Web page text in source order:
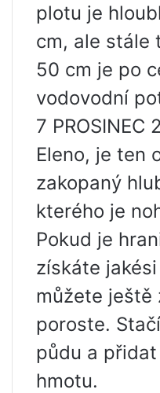
plotu je
cm, ale stále
50 cm je po
vodovodní
7 PROSINEC
Eleno, je ten
zakopaný
kterého je
Pokud je
získáte
můžete ještě
poroste.
půdu a
hmotu.